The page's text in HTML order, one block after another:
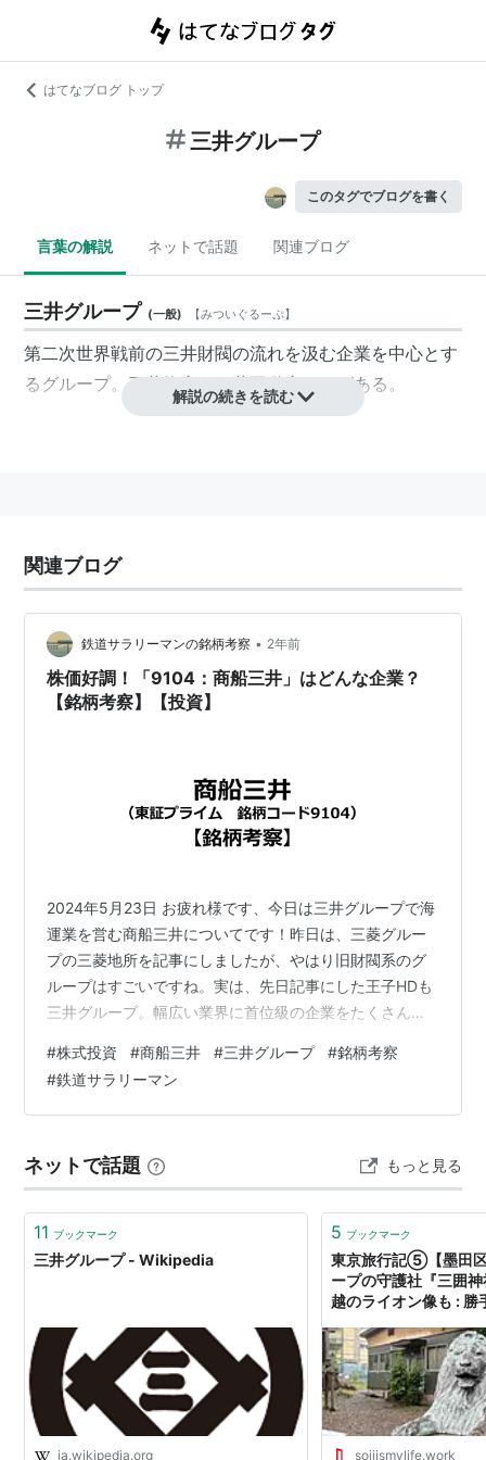
はてなブログ トップ
三井グループ
このタグでブログを書く
言葉の解説 ネットで話題 関連ブログ
三井グループ (一般) 【みついぐるーぷ】
第二次世界戦前の三井財閥の流れを汲む企業を中心とす
るグループ。三井物産や三井不動産などがある。
解説の続きを読む
関連ブログ
鉄道サラリーマンの銘柄考察 • 2年前
株価好調！「9104：商船三井」はどんな企業？
【銘柄考察】【投資】
2024年5月23日 お疲れ様です、今日は三井グループで海
運業を営む商船三井についてです！昨日は、三菱グルー
プの三菱地所を記事にしましたが、やはり旧財閥系のグ
ループはすごいですね。実は、先日記事にした王子HDも
三井グループ。幅広い業界に首位級の企業をたくさん抱
算発表(会社ページ）も踏まえ、株価や配当などについて
も考察していきましょう！【この記事は、約6分で読み終
わる内容です。】 1.商船三井は何の企業？ 2.2024年3月
とめ 1.商船三井は何の企業？ 商船三井は、LNG船など
の…
#株式投資 #商船三井 #三井グループ #銘柄考察
#鉄道サラリーマン
ネットで話題 もっと見る
11 ブックマーク
三井グループ - Wikipedia
ja.wikipedia.org
5 ブックマーク
東京旅行記⑤【墨田
ープの守護社『三囲
越のライオン像も : 勝
sojiismylife.work